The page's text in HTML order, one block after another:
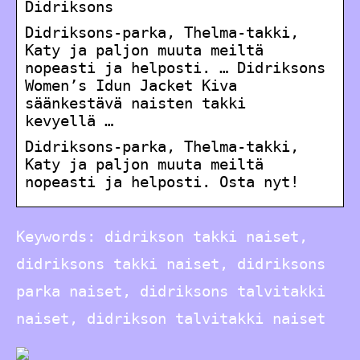
Didriksons
Didriksons-parka, Thelma-takki,
Katy ja paljon muuta meiltä
nopeasti ja helposti. … Didriksons
Women’s Idun Jacket Kiva
säänkestävä naisten takki
kevyellä …
Didriksons-parka, Thelma-takki,
Katy ja paljon muuta meiltä
nopeasti ja helposti. Osta nyt!
Keywords: didrikson takki naiset,
didriksons takki naiset, didriksons
parka naiset, didriksons talvitakki
naiset, didrikson talvitakki naiset